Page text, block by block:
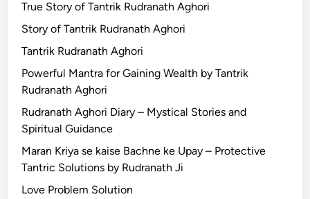
True Story of Tantrik Rudranath Aghori
Story of Tantrik Rudranath Aghori
Tantrik Rudranath Aghori
Powerful Mantra for Gaining Wealth by Tantrik
Rudranath Aghori
Rudranath Aghori Diary – Mystical Stories and
Spiritual Guidance
Maran Kriya se kaise Bachne ke Upay – Protective
Tantric Solutions by Rudranath Ji
Love Problem Solution